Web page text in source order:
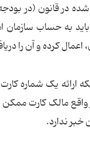
باید به حساب
کرده و آن را
ارائه یک شماره
واقع مالک کارت
خبر ندارد.